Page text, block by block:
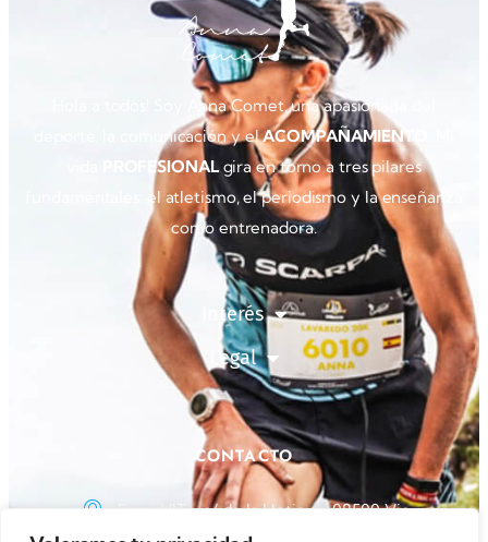
Hola a todos! Soy Anna Comet, una apasionada del
deporte, la comunicación y elACOMPAÑAMIENTO
PROFESIONALgira en torno a tres pilares
fundamentales: el atletismo, el periodismo y la enseñanza
como entrenadora.
Interés
Legal
CONTACTO
Espai VIT - c/ de la Llotja sn, 08500 Vic